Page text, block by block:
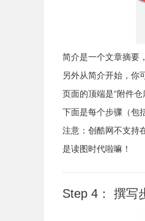
简介是一个文章摘要
另外从简介开始，你
页面的顶端是“附件
下面是每个步骤（包
注意：创酷网不支持
是读图时代啦嘛！
Step 4： 撰写